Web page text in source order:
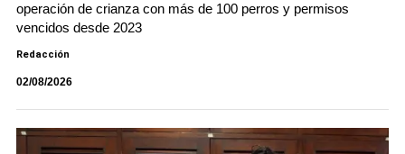
operación de crianza con más de 100 perros y permisos
vencidos desde 2023
Redacción
02/08/2026